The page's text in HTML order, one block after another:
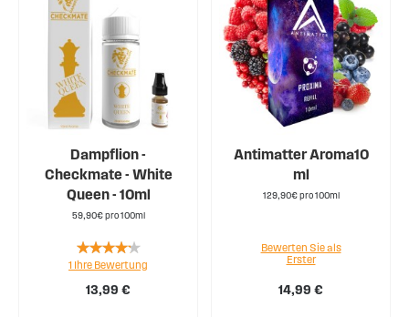
Dampflion -
Checkmate - White
Queen - 10ml
59,90€ pro 100ml
13,99 €
Rating:
80%
1 Ihre Bewertung
Antimatter Aroma10
ml
129,90€ pro 100ml
14,99 €
Bewerten Sie als
Erster